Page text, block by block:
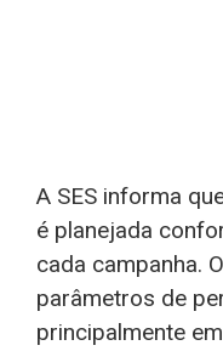
A SES informa
é planejada
cada campanha.
parâmetros de
principalmente